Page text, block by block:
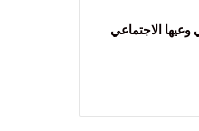
الاجتماعي